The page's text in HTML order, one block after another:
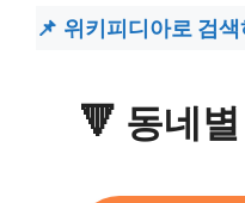
위키피디아로 검색
🔻 동네